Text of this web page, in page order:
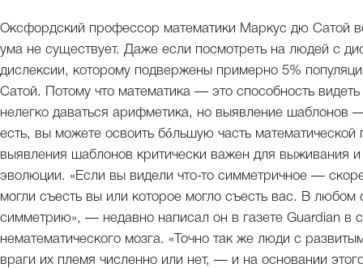
Оксфордский профессор математики Маркус дю Сатой
ума не существует. Даже если посмотреть на людей с
дислексии, которому подвержены примерно 5%
Сатой. Потому что математика — это способность
нелегко даваться арифметика, но выявление
есть, вы можете освоить бóльшую часть
выявления шаблонов критически важен для выживания и
эволюции. «Если вы видели что-то симметричное —
могли съесть вы или которое могло съесть вас. В любом
симметрию», — недавно написал он в газете Guardian в
нематематического мозга. «Точно так же люди с
враги их племя численно или нет, — и на основании